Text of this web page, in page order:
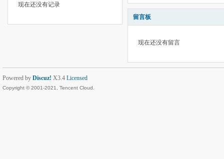
现在还没有记录
留言板
现在还没有留言
Powered by Discuz! X3.4 Licensed
Copyright © 2001-2021, Tencent Cloud.